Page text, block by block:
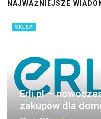
NAJWAŻNIEJSZE
SKLEP
Erli.pl —
zakupów dla